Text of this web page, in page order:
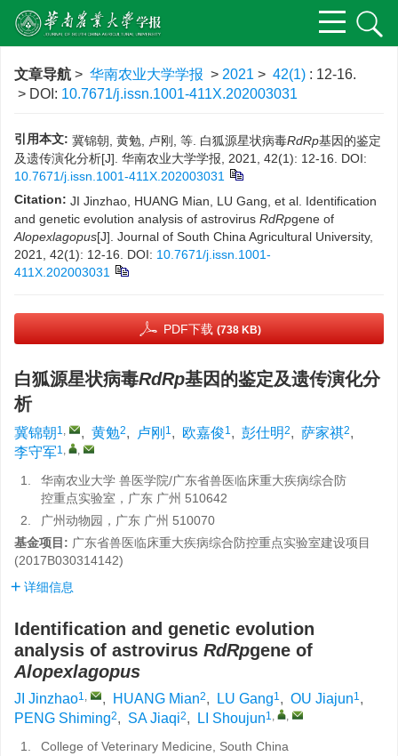
文章导航 > 华南农业大学学报 > 2021 > 42(1) : 12-16.
> DOI: 10.7671/j.issn.1001-411X.202003031
引用本文: 冀锦朝, 黄勉, 卢刚, 等. 白狐源星状病毒RdRp基因的鉴定
及遗传演化分析[J]. 华南农业大学学报, 2021, 42(1): 12-16.
DOI:
10.7671/j.issn.1001-411X.202003031
Citation: JI Jinzhao, HUANG Mian, LU Gang, et al. Identification
and genetic evolution analysis of astrovirus RdRpgene of
Alopexlagopus[J]. Journal of South China Agricultural University,
2021, 42(1): 12-16.
DOI: 10.7671/j.issn.1001-
411X.202003031
PDF下载 (738 KB)
白狐源星状病毒RdRp基因的鉴定及遗传演化分
析
冀锦朝1, , 黄勉2, 卢刚 1, 欧嘉俊1, 彭仕明2, 萨家祺2,
李守军1, ,
1.
华南农业大学 兽医学院/广东省兽医临床重大疾病综合防
控重点实验室，广东 广州 510642
2.
广州动物园，广东 广州 510070
基金项目: 广东省兽医临床重大疾病综合防控重点实验室建设项目
(2017B030314142)
详细信息
Identification and genetic evolution
analysis of astrovirus RdRpgene of
Alopexlagopus
JI Jinzhao1, , HUANG Mian2, LU Gang1, OU Jiajun1,
PENG Shiming2, SA Jiaqi2, LI Shoujun1, ,
1.
College of Veterinary Medicine, South China